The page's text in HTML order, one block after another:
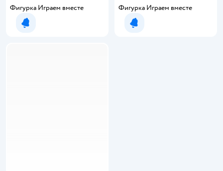
Фигурка Играем вместе
Уведомить о появлении
Фигурка Играем вместе
Уведомить о появлении